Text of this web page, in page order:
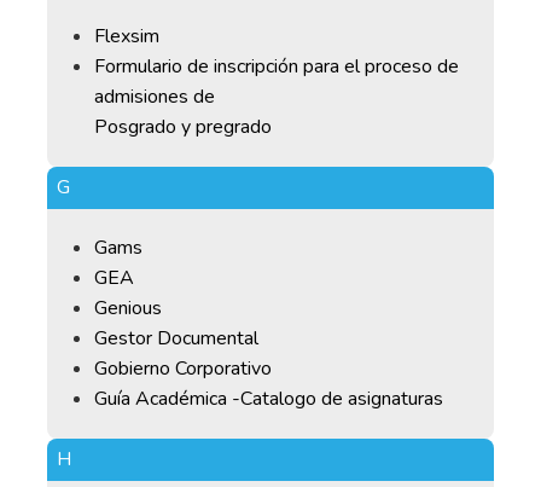
Flexsim
Formulario de inscripción para el proceso de
admisiones de
Posgrado y pregrado
G
Gams
GEA
Genious
Gestor Documental
Gobierno Corporativo
Guía Académica -Catalogo de asignaturas
H